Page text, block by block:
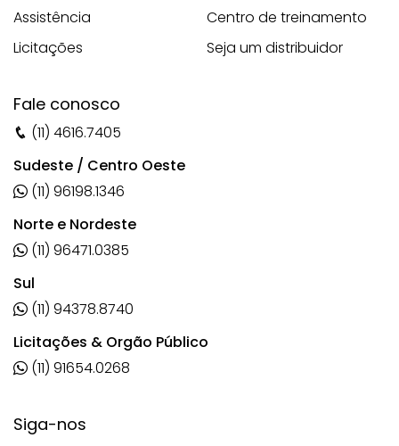
Assistência
Licitações
Centro de treinamento
Seja um distribuidor
Fale conosco
(11) 4616.7405
Sudeste / Centro Oeste
(11) 96198.1346
Norte e Nordeste
(11) 96471.0385
Sul
(11) 94378.8740
Licitações & Orgão Público
(11) 91654.0268
Siga-nos